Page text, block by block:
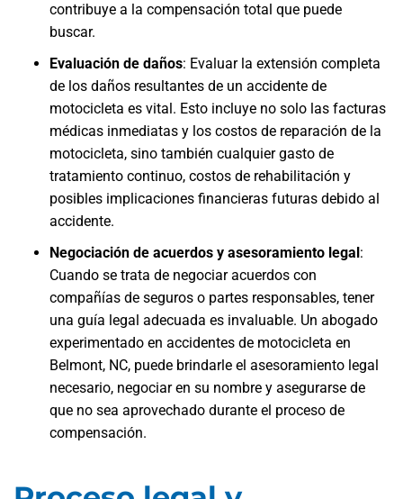
contribuye a la compensación total que puede
buscar.
Evaluación de daños: Evaluar la extensión completa
de los daños resultantes de un accidente de
motocicleta es vital. Esto incluye no solo las facturas
médicas inmediatas y los costos de reparación de la
motocicleta, sino también cualquier gasto de
tratamiento continuo, costos de rehabilitación y
posibles implicaciones financieras futuras debido al
accidente.
Negociación de acuerdos y asesoramiento legal:
Cuando se trata de negociar acuerdos con
compañías de seguros o partes responsables, tener
una guía legal adecuada es invaluable. Un abogado
experimentado en accidentes de motocicleta en
Belmont, NC, puede brindarle el asesoramiento legal
necesario, negociar en su nombre y asegurarse de
que no sea aprovechado durante el proceso de
compensación.